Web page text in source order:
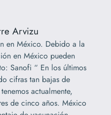
Arvizu
en México. Debido a la
en México pueden
Sanofi “ En los últimos
cifras tan bajas de
actualmente,
de cinco años. México